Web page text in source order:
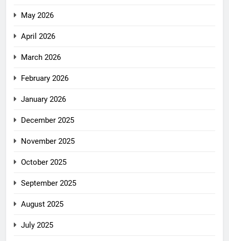
May 2026
April 2026
March 2026
February 2026
January 2026
December 2025
November 2025
October 2025
September 2025
August 2025
July 2025